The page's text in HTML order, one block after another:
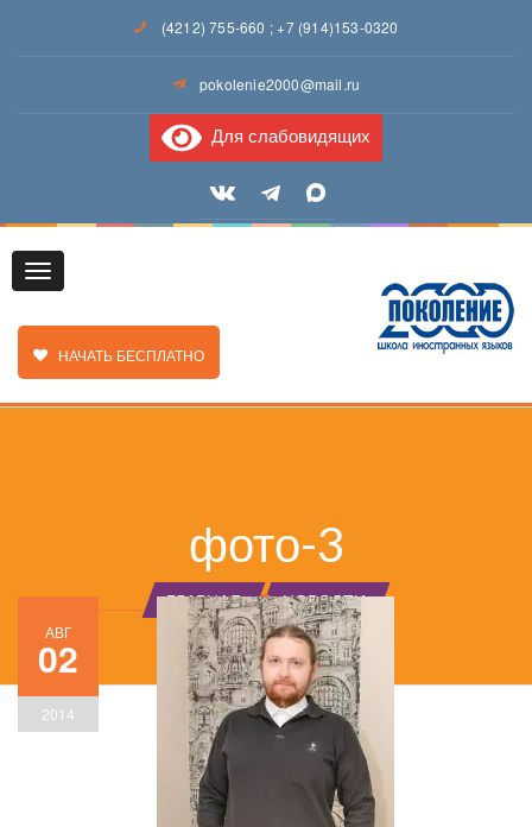
(4212) 755-660 ;+7 (914)153-0320
pokolenie2000@mail.ru
Для слабовидящих
Toggle
ЗАКАЗАТЬ ЗВОНОК
НАЧАТЬ БЕСПЛАТНО
фото-3
ГЛАВНАЯ НОВОСТИ
АВГ
02
2014